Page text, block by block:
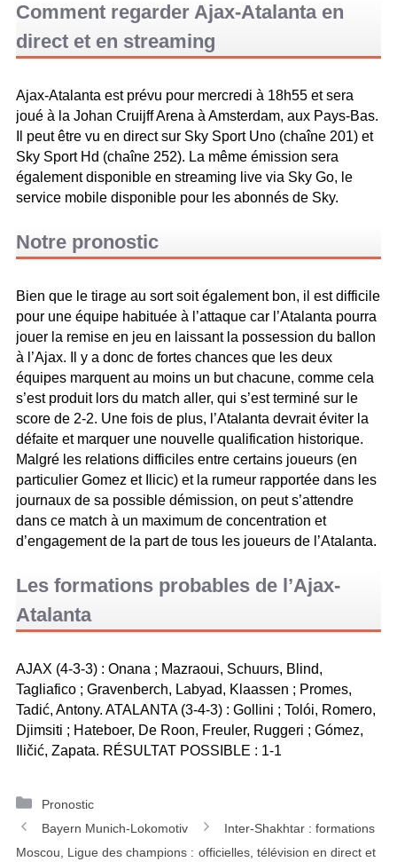
Comment regarder Ajax-Atalanta en
direct et en streaming
Ajax-Atalanta est prévu pour mercredi à 18h55 et sera
joué à la Johan Cruijff Arena à Amsterdam, aux Pays-Bas.
Il peut être vu en direct sur Sky Sport Uno (chaîne 201) et
Sky Sport Hd (chaîne 252). La même émission sera
également disponible en streaming live via Sky Go, le
service mobile disponible pour les abonnés de Sky.
Notre pronostic
Bien que le tirage au sort soit également bon, il est difficile
pour une équipe habituée à l’attaque car l’Atalanta pourra
jouer la remise en jeu en laissant la possession du ballon
à l’Ajax. Il y a donc de fortes chances que les deux
équipes marquent au moins un but chacune, comme cela
s’est produit lors du match aller, qui s’est terminé sur le
score de 2-2. Une fois de plus, l’Atalanta devrait éviter la
défaite et marquer une nouvelle qualification historique.
Malgré les relations difficiles entre certains joueurs (en
particulier Gomez et Ilicic) et la rumeur rapportée dans les
journaux de sa possible démission, on peut s’attendre
dans ce match à un maximum de concentration et
d’engagement de la part de tous les joueurs de l’Atalanta.
Les formations probables de l’Ajax-
Atalanta
AJAX (4-3-3) : Onana ; Mazraoui, Schuurs, Blind,
Tagliafico ; Gravenberch, Labyad, Klaassen ; Promes,
Tadić, Antony. ATALANTA (3-4-3) : Gollini ; Tolói, Romero,
Djimsiti ; Hateboer, De Roon, Freuler, Ruggeri ; Gómez,
Iličić, Zapata. RÉSULTAT POSSIBLE : 1-1
C
a
t
Pronostic
N
a
Bayern Munich-Lokomotiv
Moscou, Ligue des champions :
Inter-Shakhtar : formations
officielles, télévision en direct et